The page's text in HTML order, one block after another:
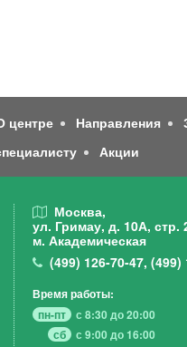
центре Направления
Акции
Москва,
ул. Гримау, д. 10А, стр.
м. Академическая
(499) 126-70-47, (499)
Время работы:
пн-пт
с 8:30 до 20:00
сб
с 9:00 до 16:00